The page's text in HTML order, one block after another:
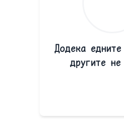
Додека
другите не